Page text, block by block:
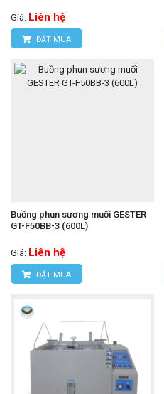
Giá: Liên hệ
ĐẶT MUA
Buồng phun sương muối GESTER
GT-F50BB-3 (600L)
Giá: Liên hệ
ĐẶT MUA